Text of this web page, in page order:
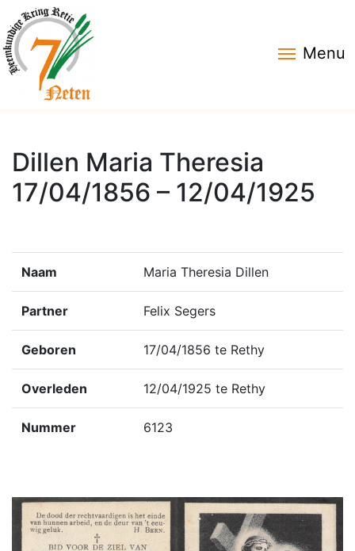
Menu
Dillen Maria Theresia
17/04/1856 – 12/04/1925
Naam Maria Theresia Dillen
Partner Felix Segers
Geboren 17/04/1856 te Rethy
Overleden 12/04/1925 te Rethy
Nummer 6123